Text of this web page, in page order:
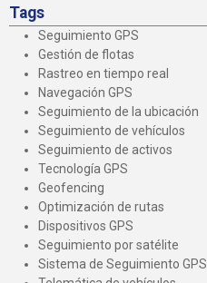
Tags
Seguimiento GPS
Gestión de flotas
Rastreo en tiempo real
Navegación GPS
Seguimiento de la ubicación
Seguimiento de vehículos
Seguimiento de activos
Tecnología GPS
Geofencing
Optimización de rutas
Dispositivos GPS
Seguimiento por satélite
Sistema de Seguimiento GPS